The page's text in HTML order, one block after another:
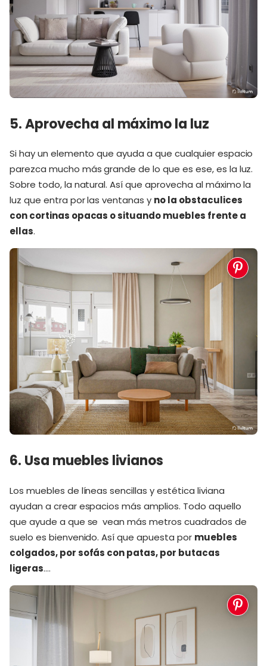
5. Aprovecha al máximo la luz
Si hay un elemento que ayuda a que cualquier espacio
parezca mucho más grande de lo que es ese, es la luz.
Sobre todo, la natural. Así que aprovecha al máximo la
luz que entra por las ventanas y no la obstaculices
con cortinas opacas o situando muebles frente a
ellas.
6. Usa muebles livianos
Los muebles de líneas sencillas y estética liviana
ayudan a crear espacios más amplios. Todo aquello
que ayude a que se vean más metros cuadrados de
suelo es bienvenido. Así que apuesta por muebles
colgados, por sofás con patas, por butacas
ligeras….